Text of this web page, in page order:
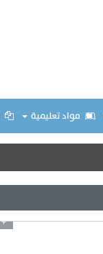
مواد تعليمية
+